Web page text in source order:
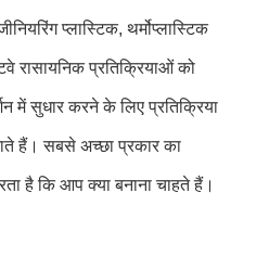
प्लास्टिक, थर्मोप्लास्टिक
रासायनिक प्रतिक्रियाओं को
में सुधार करने के लिए प्रतिक्रिया
हैं। सबसे अच्छा प्रकार का
है कि आप क्या बनाना चाहते हैं।